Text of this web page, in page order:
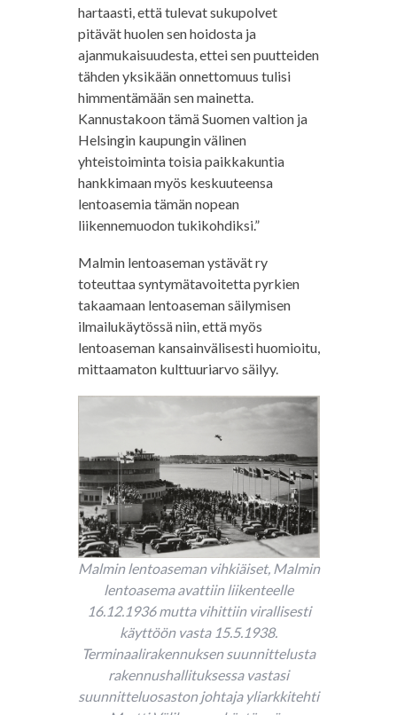
hartaasti, että tulevat sukupolvet
pitävät huolen sen hoidosta ja
ajanmukaisuudesta, ettei sen puutteiden
tähden yksikään onnettomuus tulisi
himmentämään sen mainetta.
Kannustakoon tämä Suomen valtion ja
Helsingin kaupungin välinen
yhteistoiminta toisia paikkakuntia
hankkimaan myös keskuuteensa
lentoasemia tämän nopean
liikennemuodon tukikohdiksi.”
Malmin lentoaseman ystävät ry
toteuttaa syntymätavoitetta pyrkien
takaamaan lentoaseman säilymisen
ilmailukäytössä niin, että myös
lentoaseman kansainvälisesti huomioitu,
mittaamaton kulttuuriarvo säilyy.
Malmin lentoaseman vihkiäiset, Malmin
lentoasema avattiin liikenteelle
16.12.1936 mutta vihittiin virallisesti
käyttöön vasta 15.5.1938.
Terminaalirakennuksen suunnittelusta
rakennushallituksessa vastasi
suunnitteluosaston johtaja yliarkkitehti